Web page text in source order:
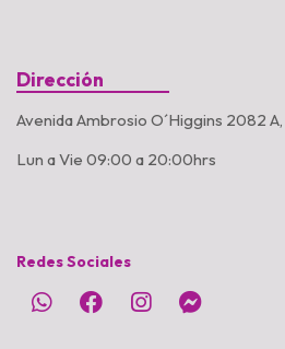
Dirección
Avenida Ambrosio O´Higgins 2082
Lun a Vie 09:00 a 20:00hrs
Redes Sociales